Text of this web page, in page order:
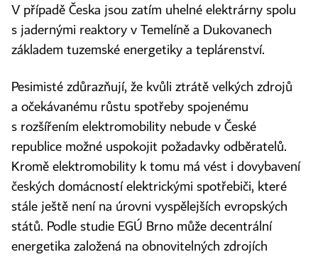
V případě Česka jsou zatím uhelné elektrárny spolu
s jadernými reaktory v Temelíně a Dukovanech
základem tuzemské energetiky a teplárenství.
Pesimisté zdůrazňují, že kvůli ztrátě velkých zdrojů
a očekávanému růstu spotřeby spojenému
s rozšířením elektromobility nebude v České
republice možné uspokojit požadavky odběratelů.
Kromě elektromobility k tomu má vést i dovybavení
českých domácností elektrickými spotřebiči, které
stále ještě není na úrovni vyspělejších evropských
států. Podle studie EGÚ Brno může decentrální
energetika založená na obnovitelných zdrojích